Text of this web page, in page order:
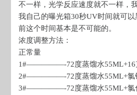
不一样，光学反应速度就不一样，
我自己的曝光箱30秒UV时间就可以
前这个时间基本是不可能的。
浓度调整方法：
正常量
1#—————-72度蒸馏水55ML+16
2#—————-72度蒸馏水55ML+氯
3#—————-72度蒸馏水55ML+氯